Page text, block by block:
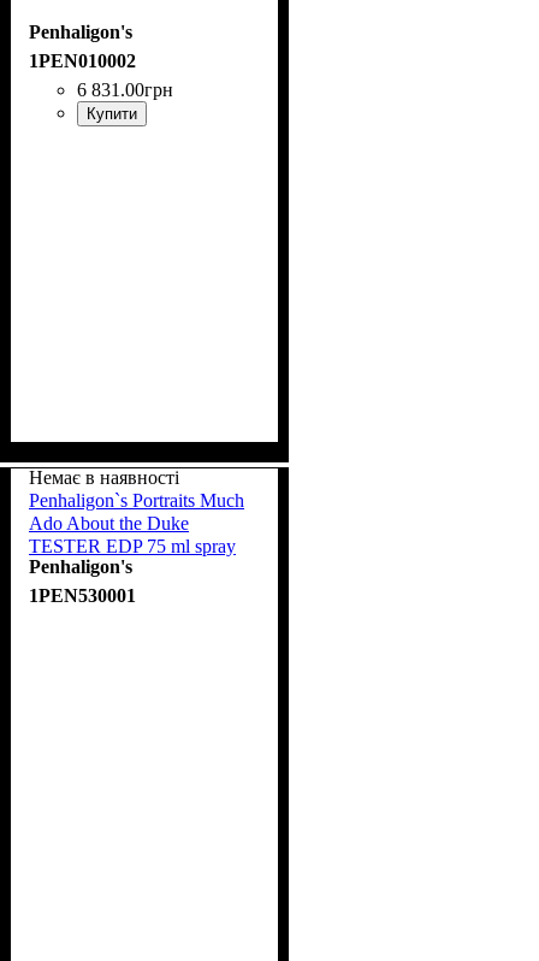
Penhaligon's
1PEN010002
6 831 .00грн
Купити
Немає в наявності
Penhaligon`s Portraits Much
Ado About the Duke
TESTER EDP 75 ml spray
Penhaligon's
1PEN530001